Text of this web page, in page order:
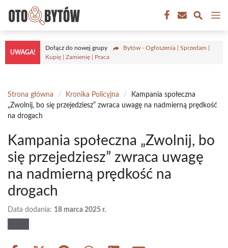
treści
UWAGA!
Dołącz do nowej grupy
Bytów - Ogłoszenia | Sprzedam |
Kupię | Zamienię | Praca
Strona główna / Kronika Policyjna /
Kampania społeczna
„Zwolnij, bo się przejedziesz” zwraca uwagę na nadmierną prędkość
na drogach
Kampania społeczna „Zwolnij, bo
się przejedziesz” zwraca uwagę
na nadmierną prędkość na
drogach
Data dodania: 18 marca 2025 r.